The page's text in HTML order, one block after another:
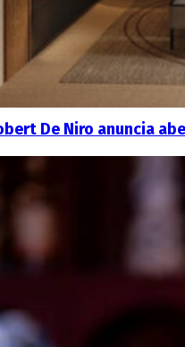
De Niro anuncia